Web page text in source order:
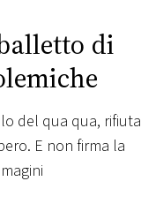
di
del qua qua, rifiuta
E non firma la